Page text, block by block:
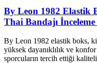
By Leon 1982 Elastik
Thai Bandajı
By Leon 1982 elastik boks,
yüksek dayanıklılık ve
sporcuların tercih ettiği